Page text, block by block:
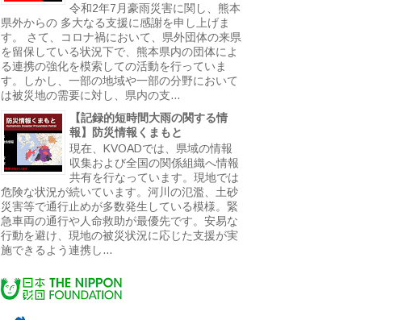
令和2年7月豪雨災害に関し、熊本
県外からの 多大なる支援に感謝を申し上げま
す。 さて、コロナ禍において、県外団体の来県
を留保している状況下で、熊本県内の団体によ
る連携の強化を模索しての活動を行っていま
す。しかし、一部の地域や一部の分野において
は被災地の需要に対し、県内の支...
【記録的短時間大雨の関する情
報】防災情報くまもと
現在、KVOADでは、県域の情報
収集および全国の関係組織へ情報
共有を行なっています。現地では
危険な状況が続いています。河川の氾濫、土砂
災害等で通行止めが多数発生している模様。緊
急車両の通行や人命救助が最優先です。安易な
行動を避け、現地の被災状況に応じた支援が実
施できるよう連携し...